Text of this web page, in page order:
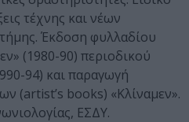
τέχνης και νέων
Έκδοση φυλλαδίου
(1980-90) περιοδικού
94) και παραγωγή
(artist’s books) «Κλίναμεν».
ΕΣΔΥ.